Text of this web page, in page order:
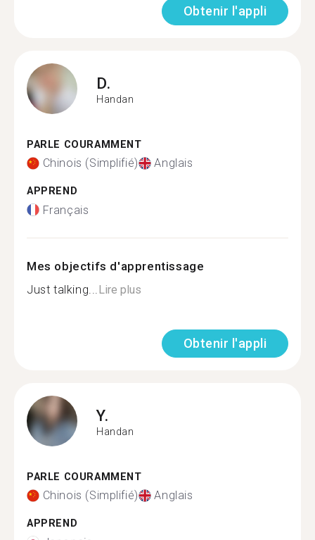
Obtenir l'appli
D.
Handan
PARLE COURAMMENT
Chinois (Simplifié) Anglais
APPREND
Français
Mes objectifs d'apprentissage
Just talking... Lire plus
Obtenir l'appli
Y.
Handan
PARLE COURAMMENT
Chinois (Simplifié) Anglais
APPREND